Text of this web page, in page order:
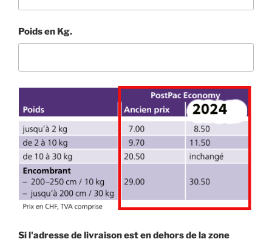
Poids en Kg.
Si l'adresse de livraison est en dehors de la zone